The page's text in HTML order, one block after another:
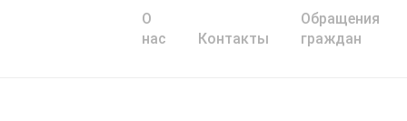
О
нас
Контакты
Обращения
граждан